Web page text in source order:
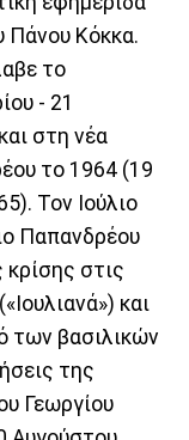
Πάνου Κόκκα.
το
- 21
στη νέα
το 1964 (19
Τον Ιούλιο
Παπανδρέου
στις
και
των βασιλικών
της
Γεωργίου